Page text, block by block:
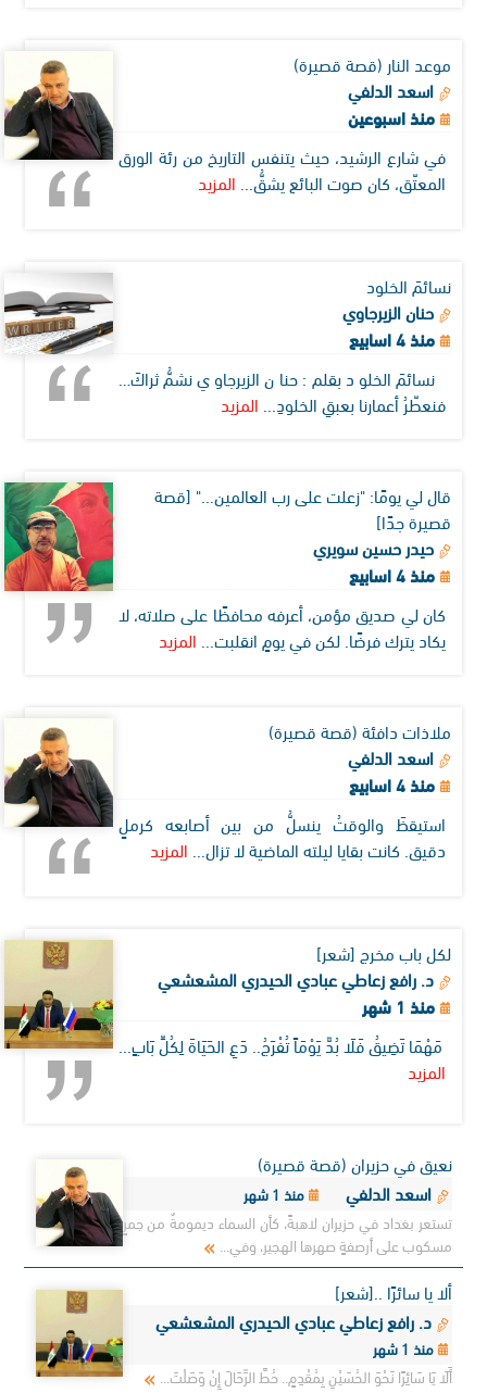
موعد النار (قصة قصيرة)
اسعد الدلفي
منذ اسبوعين
في شارع الرشيد، حيث يتنفس التاريخ من رئة الورق
المعتّق، كان صوت البائع يشقُّ...
المزيد
نسائمَ الخلود
حنان الزيرجاوي
منذ 4 اسابيع
نسائمَ الخلود بقلم: حنان الزيرجاوي نشمُّ ثراكَ…
فنعطّرُ أعمارنا بعبقِ الخلودِ...
المزيد
قال لي يومًا: "زعلت على رب العالمين..." [قصة
قصيرة جدًا]
حيدر حسين سويري
منذ 4 اسابيع
كان لي صديق مؤمن، أعرفه محافظًا على صلاته، لا
يكاد يترك فرضًا. لكن في يومٍ انقلبت...
المزيد
ملاذات دافئة (قصة قصيرة)
اسعد الدلفي
منذ 4 اسابيع
استيقظَ والوقتُ ينسلُّ من بين أصابعه كرملٍ
دقيق. كانت بقايا ليلته الماضية لا تزال...
المزيد
لكل باب مخرج [شعر]
د. رافع زعاطي عبادي الحيدري المشعشعي
منذ 1 شهر
مَهْمَا تَضِيقُ فَلَا بُدَّ يَوْمَاً تُفْرَجُ.. دَعِ الحَيَاةَ لِكُلِّ بَابٍ...
المزيد
نعيق في حزيران (قصة قصيرة)
اسعد الدلفي
منذ 1 شهر
تستعر بغداد في حزيران لاهبةً، كأن السماء ديمومةٌ من جمرٍ
مسكوب على أرصفةٍ صهرها الهجير، وفي...
ألا يا سائرًا ..[شعر]
د. رافع زعاطي عبادي الحيدري المشعشعي
منذ 1 شهر
أَلَا يَا سَائِرًا نَحْوَ الحُسَيْنِ بِمُقْدِمٍ.. حُطَّ الرِّحَالَ إِنْ وَصَلْتَ...